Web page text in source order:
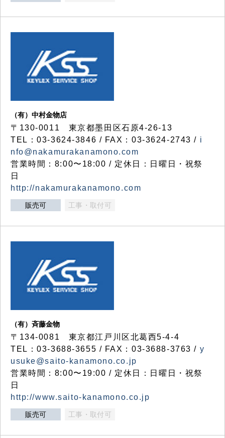
（有）中村金物店
〒130-0011 東京都墨田区石原4-26-13
TEL：03-3624-3846 / FAX：03-3624-2743 / i
nfo@nakamurakanamono.com
営業時間：8:00〜18:00 / 定休日：日曜日・祝祭
日
http://nakamurakanamono.com
販売可 工事・取付可
（有）斉藤金物
〒134-0081 東京都江戸川区北葛西5-4-4
TEL：03-3688-3655 / FAX：03-3688-3763 / y
usuke@saito-kanamono.co.jp
営業時間：8:00〜19:00 / 定休日：日曜日・祝祭
日
http://www.saito-kanamono.co.jp
販売可 工事・取付可